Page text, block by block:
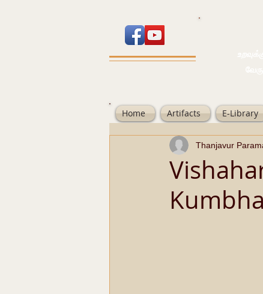
Home Artifacts E-Library
Thanjavur